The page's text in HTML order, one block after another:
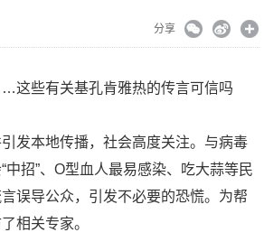
分享
这些有关基孔肯雅热的传言可信吗
发本地传播，社会高度关注。与病毒
招”、O型血人最易感染、吃大蒜等民
误导公众，引发不必要的恐慌。为帮
相关专家。